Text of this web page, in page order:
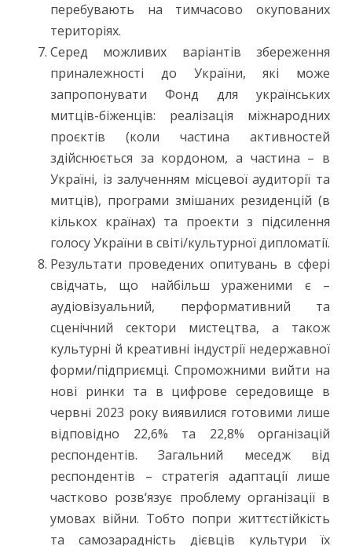
перебувають на тимчасово окупованих
територіях.
Серед можливих варіантів збереження
приналежності до України, які може
запропонувати Фонд для українських
митців-біженців: реалізація міжнародних
проєктів (коли частина активностей
здійснюється за кордоном, а частина – в
Україні, із залученням місцевої аудиторії та
митців), програми змішаних резиденцій (в
кількох країнах) та проекти з підсилення
голосу України в світі/культурної дипломатії.
Результати проведених опитувань в сфері
свідчать, що найбільш ураженими є –
аудіовізуальний, перформативний та
сценічний сектори мистецтва, а також
культурні й креативні індустрії недержавної
форми/підприємці. Спроможними вийти на
нові ринки та в цифрове середовище в
червні 2023 року виявилися готовими лише
відповідно 22,6% та 22,8% організацій
респондентів. Загальний меседж від
респондентів – стратегія адаптації лише
частково розв‘язує проблему організації в
умовах війни. Тобто попри життєстійкість
та самозарадність дієвців культури їх